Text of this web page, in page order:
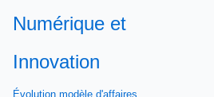
Numérique et
Innovation